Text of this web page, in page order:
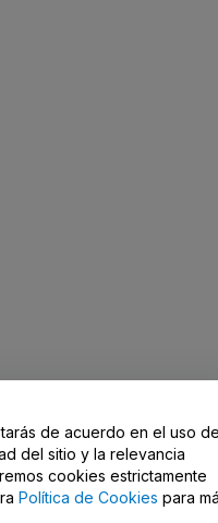
de acuerdo en el uso
del sitio y la relevancia
cookies estrictamente
Política de Cookies para